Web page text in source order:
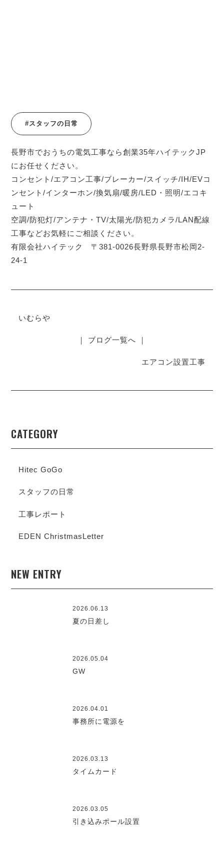
#スタッフの日常
長野市でおうちの電気工事なら創業35年ハイテックJP
にお任せください。
コンセント/エアコン工事/ブレーカー/スイッチ/IH/EVコ
ンセント/インターホン/換気扇/暖房/LED・照明/エコキ
ュート
空調/防犯灯/アンテナ・TV/太陽光/防犯カメラ/LAN配線
工事などお気軽にご相談ください。
有限会社ハイテック 〒381-0026長野県長野市松岡2-
24-1
いむらや
｜ ブログ一覧へ ｜
エアコン設置工事
CATEGORY
Hitec GoGo
スタッフの日常
工事レポート
EDEN ChristmasLetter
NEW ENTRY
2026.06.13
夏の日差し
2026.05.04
GW
2026.04.01
事務所に電源を
2026.03.13
タイムカード
2026.03.05
引き込みポール設置